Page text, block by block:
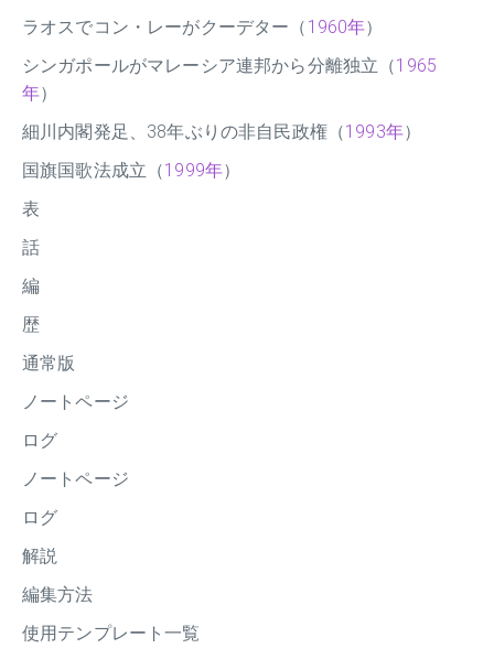
ラオスでコン・レーがクーデター（ 1960年）
シンガポールがマレーシア連邦から分離独立（1965
年）
細川内閣発足、38年ぶりの非自民政権（1993年）
国旗国歌法成立（1999年）
表
話
編
歴
通常版
ノートページ
ログ
ノートページ
ログ
解説
編集方法
使用テンプレート一覧